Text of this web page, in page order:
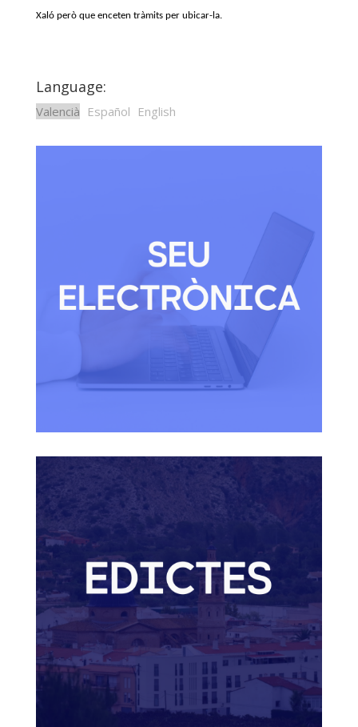
Xaló però que enceten tràmits per ubicar-la.
Language:
Valencià Español English